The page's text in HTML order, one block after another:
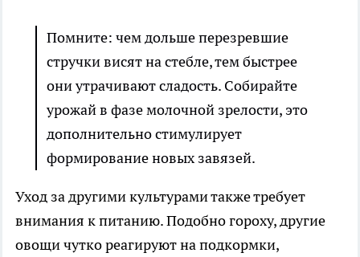
Помните: чем дольше перезревшие
стручки висят на стебле, тем быстрее
они утрачивают сладость. Собирайте
урожай в фазе молочной зрелости, это
дополнительно стимулирует
формирование новых завязей.
Уход за другими культурами также требует
внимания к питанию. Подобно гороху, другие
овощи чутко реагируют на подкормки,